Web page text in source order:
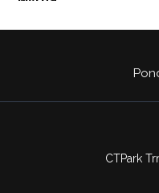
CTPark